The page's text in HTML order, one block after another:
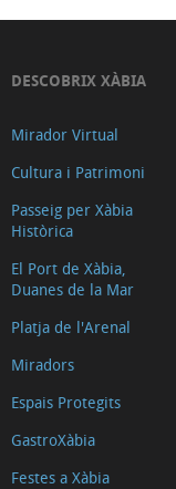
DESCOBRIX XÀBIA
Mirador Virtual
Cultura i Patrimoni
Passeig per Xàbia
Històrica
El Port de Xàbia,
Duanes de la Mar
Platja de l'Arenal
Miradors
Espais Protegits
GastroXàbia
Festes a Xàbia